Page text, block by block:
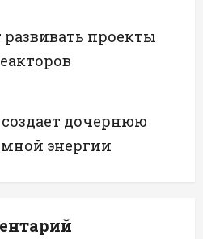
проекты
дочернюю
энергии